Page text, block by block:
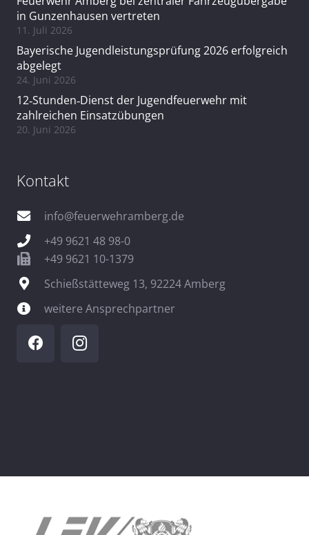
in Gunzenhausen vertreten
11. Juli 2026
Bayerische Jugendleistungsprüfung 2026 erfolgreich
abgelegt
24. Juni 2026
12‑Stunden‑Dienst der Jugendfeuerwehr mit
zahlreichen Einsatzübungen
20. Juni 2026
Kontakt
info@feuerwehramberg.de
+49 9621 48 98-0
+49 9621 10-1379
Schießstätteweg 13, 92224 Amberg
weitere Ansprechpartner